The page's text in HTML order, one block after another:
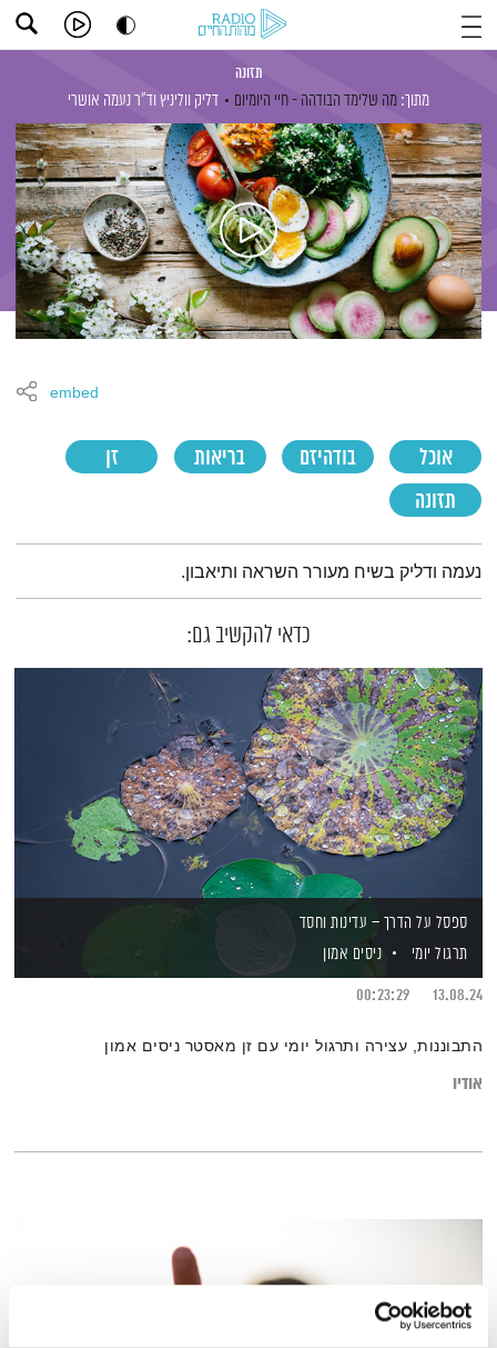
תזונה
מתוך: מה שלימד הבודהה - חיי היומיום דליק ווליניץ וד"ר נעמה אושרי
אוכל בודהיזם בריאות
זן
תזונה
embed
תמצית הפודקאסט
נעמה ודליק בשיח מעורר השראה ותיאבון.
כדאי להקשיב גם:
ספסל על הדרך – עדינות וחסד
תרגול יומי
ניסים אמון
13.08.24
00:23:29
התבוננות, עצירה ותרגול יומי עם זן מאסטר ניסים אמון
אודיו